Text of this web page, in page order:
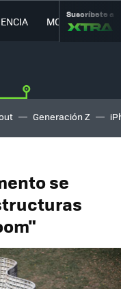
MOVILIDAD
Suscríbete a
Generación Z
se